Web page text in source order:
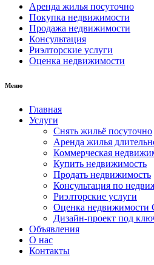
Аренда жилья посуточно
Покупка недвижимости
Продажа недвижимости
Консультация
Риэлторские услуги
Оценка недвижимости
Меню
Главная
Услуги
Снять жильё посуточно
Аренда жилья
Коммерческая
Купить недвижимость
Продать недвижимость
Консультация по
Риэлторские услуги
Оценка недвижимости
Дизайн-проект под
Объявления
О нас
Контакты